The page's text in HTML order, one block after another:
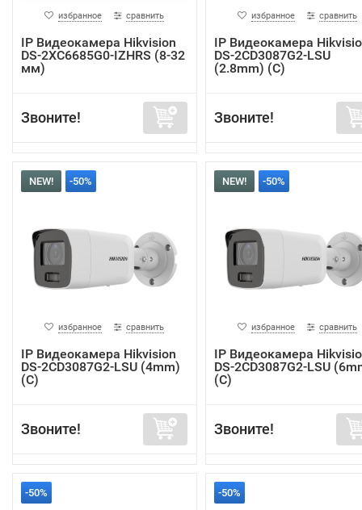
избранное сравнить
IP Видеокамера Hikvision
DS-2XC6685G0-IZHRS (8-32
мм)
Звоните!
избранное сравнить
IP Видеокамера
DS-2CD3087G2-LSU
(2.8mm) (C)
Звоните!
NEW! -50%
избранное сравнить
IP Видеокамера Hikvision
DS-2CD3087G2-LSU (4mm)
(C)
Звоните!
NEW! -50%
избранное сравнить
IP Видеокамера
DS-2CD3087G2-LSU
(C)
Звоните!
-50% -50%